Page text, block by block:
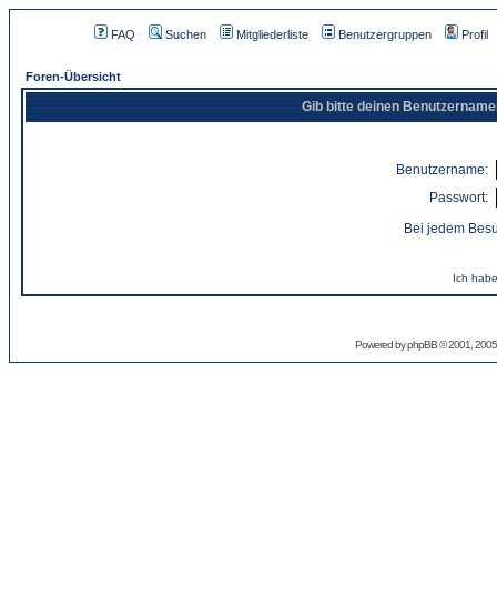
FAQ Suchen Mitgliederliste Benutzergruppen Profil
Foren-Übersicht
Gib bitte deinen
Benutzername:
Passwort:
Bei jedem
Ich
Powered byphpBB© 2001,